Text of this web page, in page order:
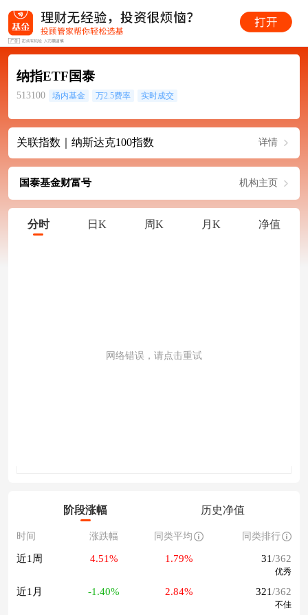
纳指ETF国泰
513100 场内基金 万2.5费率 实时成交
关联指数｜纳斯达克100指数 详情
国泰基金财富号 机构主页
分时 日K 周K 月K 净值
网络错误，请点击重试
阶段涨幅 历史净值
时间 涨跌幅 同类平均 同类排行
近1周 4.51% 1.79% 31/362
优秀
近1月 -1.40% 2.84% 321/362
不佳